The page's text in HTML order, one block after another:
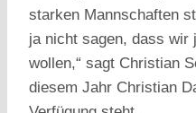
starken Mannschaften
ja nicht sagen, dass wir
wollen,“ sagt Christian
diesem Jahr Christian